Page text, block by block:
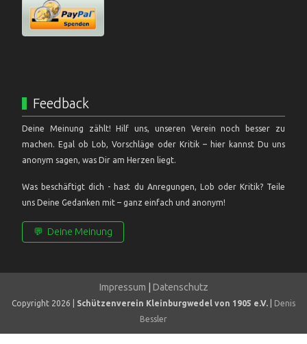
Feedback
Deine Meinung zählt! Hilf uns, unseren Verein noch besser zu
machen. Egal ob Lob, Vorschläge oder Kritik – hier kannst Du uns
anonym sagen, was Dir am Herzen liegt.
Was beschäftigt dich - hast du Anregungen, Lob oder Kritik? Teile
uns Deine Gedanken mit – ganz einfach und anonym!
💬 Deine Meinung
Impressum Datenschutz
Copyright 2026 | Schützenverein Kleinburgwedel von 1905 e.V.
Denis
Bessler